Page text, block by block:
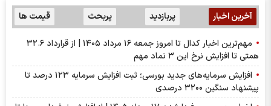
آخرین اخبار پربازدید پربحث قیمت ها
مهم‌ترین اخبار کدال تا امروز جمعه ۱۶ مرداد ۱۴۰۵ | از قرارداد ۳۲.۶
همتی تا افزایش نرخ این ۳ نماد مهم
افزایش سرمایه‌های جدید بورسی؛ ثبت افزایش سرمایه ۱۲۳ درصد تا
پیشنهاد‌ سنگین ۳۲۰۰ درصدی